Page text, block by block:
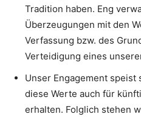
Tradition haben. Eng
Überzeugungen mit den
Verfassung bzw. des
Verteidigung eines
Unser Engagement
diese Werte auch für
erhalten. Folglich stehen